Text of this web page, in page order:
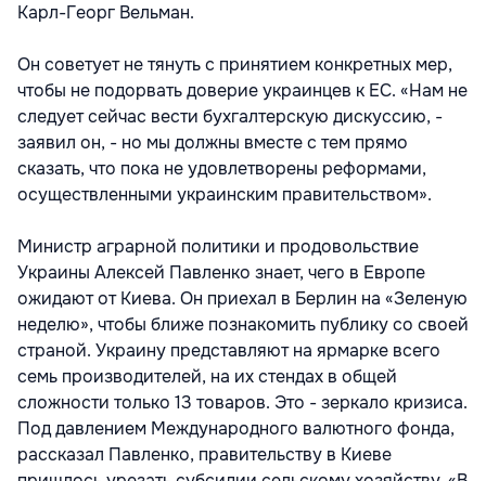
Карл-Георг Вельман.
Он советует не тянуть с принятием конкретных мер,
чтобы не подорвать доверие украинцев к ЕС. «Нам не
следует сейчас вести бухгалтерскую дискуссию, -
заявил он, - но мы должны вместе с тем прямо
сказать, что пока не удовлетворены реформами,
осуществленными украинским правительством».
Министр аграрной политики и продовольствие
Украины Алексей Павленко знает, чего в Европе
ожидают от Киева. Он приехал в Берлин на «Зеленую
неделю», чтобы ближе познакомить публику со своей
страной. Украину представляют на ярмарке всего
семь производителей, на их стендах в общей
сложности только 13 товаров. Это - зеркало кризиса.
Под давлением Международного валютного фонда,
рассказал Павленко, правительству в Киеве